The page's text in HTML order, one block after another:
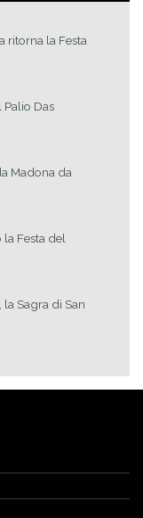
ritorna la Festa
Palio Das
Madona da
Festa del
la Sagra di San